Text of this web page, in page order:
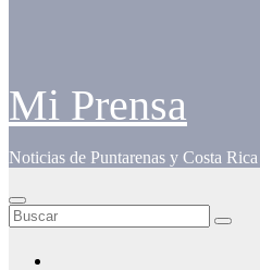
Mi Prensa
Noticias de Puntarenas y Costa Rica